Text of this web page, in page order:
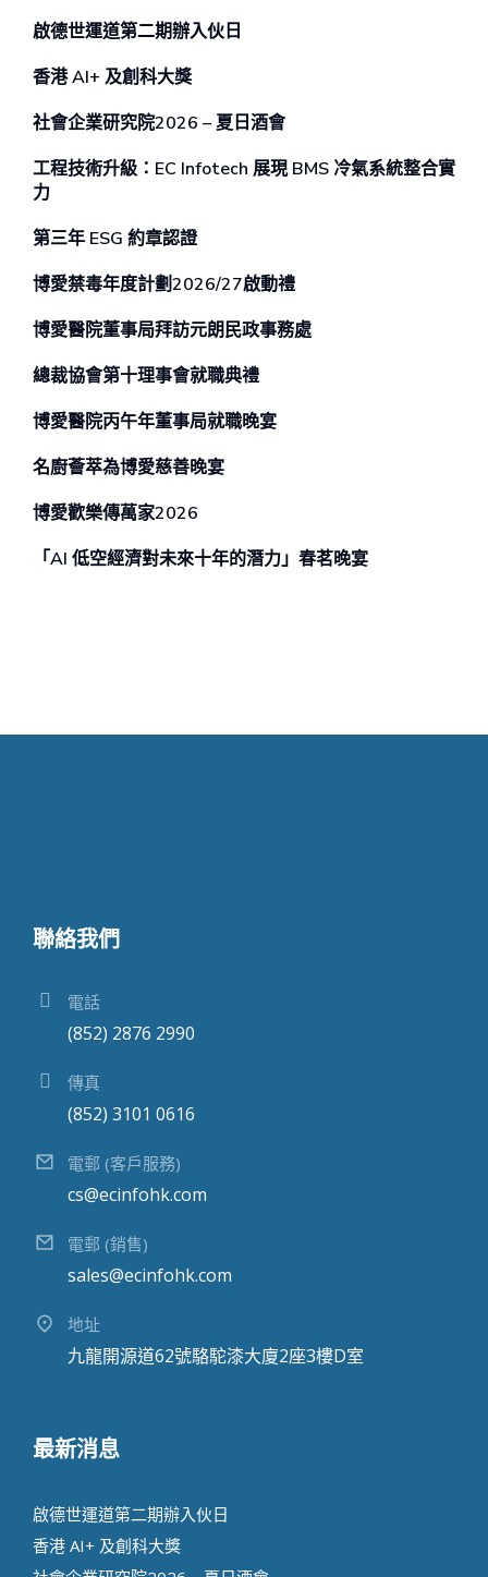
啟德世運道第二期辦⼊伙⽇
香港 AI+ 及創科⼤獎
社會企業研究院2026 – 夏日酒會
工程技術升級：EC Infotech 展現 BMS 冷氣系統整合實
力
第三年 ESG 約章認證
博愛禁毒年度計劃2026/27啟動禮
博愛醫院董事局拜訪元朗民政事務處
總裁協會第十理事會就職典禮
博愛醫院丙午年董事局就職晚宴
名廚薈萃為博愛慈善晚宴
博愛歡樂傳萬家2026
「AI 低空經濟對未來⼗年的潛⼒」春茗晚宴
聯絡我們
電話
(852) 2876 2990
傳真
(852) 3101 0616
電郵 (客戶服務)
cs@ecinfohk.com
電郵 (銷售)
sales@ecinfohk.com
地址
九龍開源道62號駱駝漆大廈2座3樓D室
最新消息
啟德世運道第二期辦⼊伙⽇
香港 AI+ 及創科⼤獎